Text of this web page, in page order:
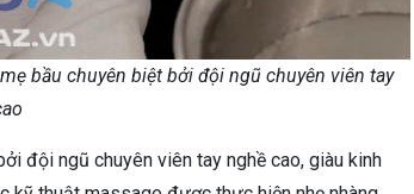
bầu chuyên biệt bởi đội ngũ chuyên viên tay
đội ngũ chuyên viên tay nghề cao, giàu kinh